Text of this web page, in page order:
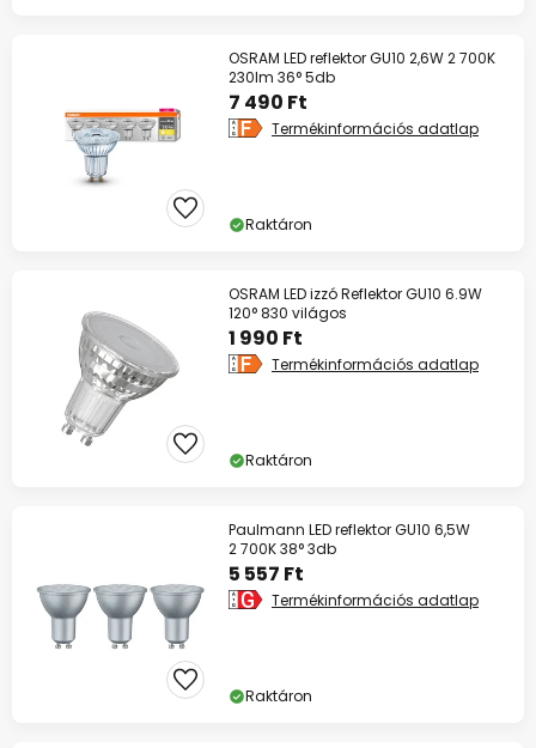
OSRAM LED reflektor GU10 2,6W 2 700K
230lm 36° 5db
7 490 Ft
Termékinformációs adatlap
Raktáron
OSRAM LED izzó Reflektor GU10 6.9W
120° 830 világos
1 990 Ft
Termékinformációs adatlap
Raktáron
Paulmann LED reflektor GU10 6,5W
2 700K 38° 3db
5 557 Ft
Termékinformációs adatlap
Raktáron